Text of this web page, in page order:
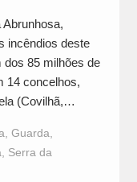
Abrunhosa,
incêndios deste
85 milhões de
14 concelhos,
(Covilhã,…
Guarda
Serra da